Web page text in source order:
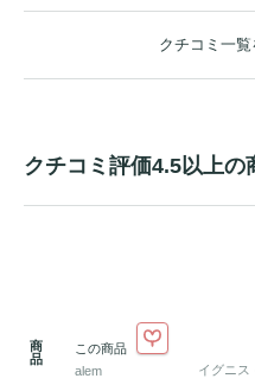
クチコミ一
クチコミ評価4.5以上の
商
品
この商品
alem
イグニス